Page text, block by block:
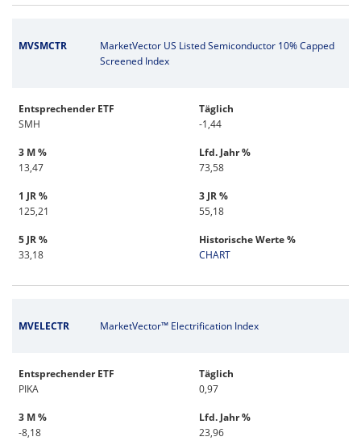
MVSMCTR
MarketVector US Listed Semiconductor 10% Capped
Screened Index
Entsprechender ETF
SMH
Täglich
-1,44
3 M %
13,47
Lfd. Jahr %
73,58
1 JR %
125,21
3 JR %
55,18
5 JR %
33,18
Historische Werte %
CHART
MVELECTR MarketVector™ Electrification Index
Entsprechender ETF
PIKA
Täglich
0,97
3 M %
-8,18
Lfd. Jahr %
23,96